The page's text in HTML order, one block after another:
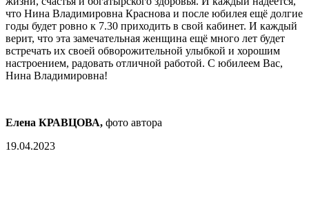
что Нина Владимировна Краснова и после юбилея ещё долгие
годы будет ровно к 7.30 приходить в свой кабинет. И каждый
верит, что эта замечательная женщина ещё много лет будет
встречать их своей обворожительной улыбкой и хорошим
настроением, радовать отличной работой. С юбилеем Вас,
Нина Владимировна!
Елена КРАВЦОВА, фото автора
19.04.2023